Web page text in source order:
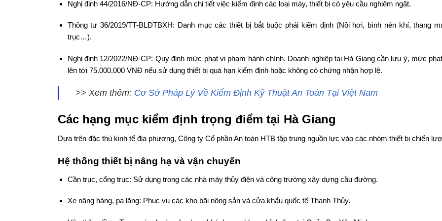
Nghị định 44/2016/NĐ-CP: Hướng dẫn chi tiết việc kiểm định các loại máy, thiết bị có yêu cầu nghiêm ngặt.
Thông tư 36/2019/TT-BLĐTBXH: Danh mục các thiết bị bắt buộc phải kiểm định (Nồi hơi, bình nén khí, thang
trục…).
Nghị định 12/2022/NĐ-CP: Quy định mức phạt vi phạm hành chính. Doanh nghiệp tại Hà Giang cần lưu ý, mức
lên tới 75.000.000 VNĐ nếu sử dụng thiết bị quá hạn kiểm định hoặc không có chứng nhận hợp lệ.
>> Xem thêm: Cơ Sở Pháp Lý Về Kiểm Định Kỹ Thuật An Toàn Tại Việt Nam
Các hạng mục kiểm định trọng điểm tại Hà Giang
Dựa trên đặc thù kinh tế địa phương, Công ty Cổ phần An toàn HTB tập trung nguồn lực vào các nhóm thiết bị chiến
Hệ thống thiết bị nâng hạ và vận chuyển
Cần trục, cổng trục: Sử dụng trong các nhà máy thủy điện và công trường xây dựng cầu đường.
Xe nâng hàng, pa lăng: Phục vụ các kho bãi nông sản và cửa khẩu quốc tế Thanh Thủy.